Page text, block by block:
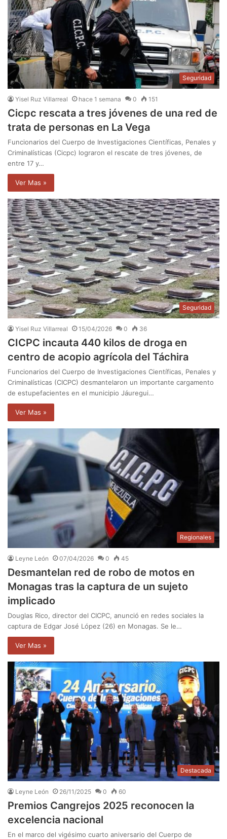
Seguridad
Yisel Ruz Villarreal hace 1 semana 0 151
Cicpc rescata a tres jóvenes de una red de
trata de personas en La Vega
Funcionarios del Cuerpo de Investigaciones Científicas, Penales y
Criminalísticas (Cicpc) lograron el rescate de tres jóvenes, de
entre 17 y…
Ver Mas »
Seguridad
Yisel Ruz Villarreal 15/04/2026 0 36
CICPC incauta 440 kilos de droga en
centro de acopio agrícola del Táchira
Funcionarios del Cuerpo de Investigaciones Científicas, Penales y
Criminalísticas (CICPC) desmantelaron un importante cargamento
de estupefacientes en el municipio Jáuregui…
Ver Mas »
Regionales
Leyne León 07/04/2026 0 45
Desmantelan red de robo de motos en
Monagas tras la captura de un sujeto
implicado
Douglas Rico, director del CICPC, anunció en redes sociales la
captura de Edgar José López (26) en Monagas. Se le…
Ver Mas »
Destacada
Leyne León 26/11/2025 0 60
Premios Cangrejos 2025 reconocen la
excelencia nacional
En el marco del vigésimo cuarto aniversario del Cuerpo de